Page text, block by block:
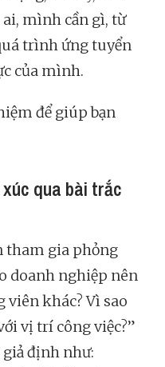
mình cần gì, từ
trình ứng tuyển
của mình.
để giúp bạn
qua bài trắc
tham gia phỏng
doanh nghiệp nên
viên khác? Vì sao
vị trí công việc?”
định như: